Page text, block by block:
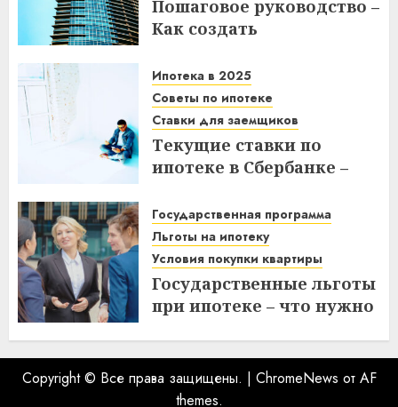
Пошаговое руководство –
Как создать
дверным проемом в
отремонтированной
квартире
14.11.2025
Ипотека в 2025
Советы по ипотеке
Ставки для заемщиков
Текущие ставки по
ипотеке в Сбербанке –
заемщикам в 2025 году
14.11.2025
Государственная программа
Льготы на ипотеку
Условия покупки квартиры
Государственные льготы
при ипотеке – что нужно
10.11.2025
Copyright © Все права защищены. | ChromeNews от AF
themes.